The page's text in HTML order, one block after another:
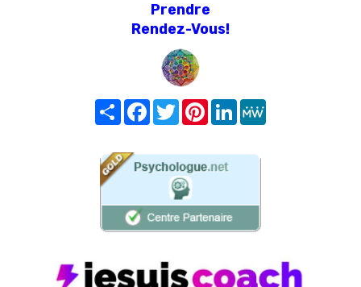
Prendre
Rendez-Vous!
Share FacebookTwitterPinterest
LinkedIn